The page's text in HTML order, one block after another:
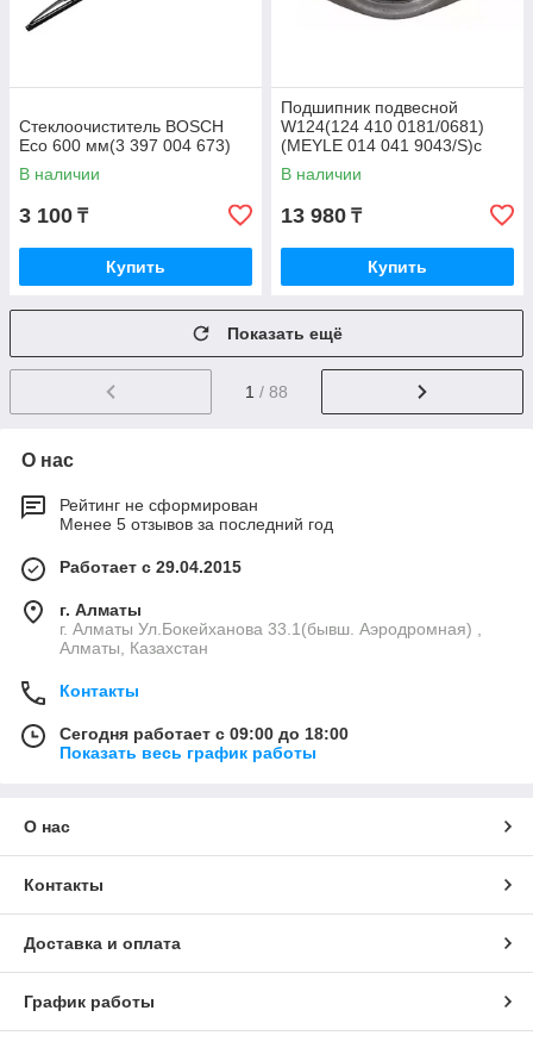
Стеклоочиститель BOSCH
Eco 600 мм(3 397 004 673)
В наличии
3 100 ₸
Купить
Подшипник подвесной
W124(124 410 0181/0681)
(MEYLE 014 041 9043/S)с
подшипником
В наличии
13 980 ₸
Купить
Показать ещё
1 / 88
О нас
Рейтинг не сформирован
Менее 5 отзывов за последний год
Работает с 29.04.2015
г. Алматы
г. Алматы Ул.Бокейханова 33.1(бывш. Аэродромная) ,
Алматы, Казахстан
Контакты
Сегодня работает с 09:00 до 18:00
Показать весь график работы
О нас
Контакты
Доставка и оплата
График работы